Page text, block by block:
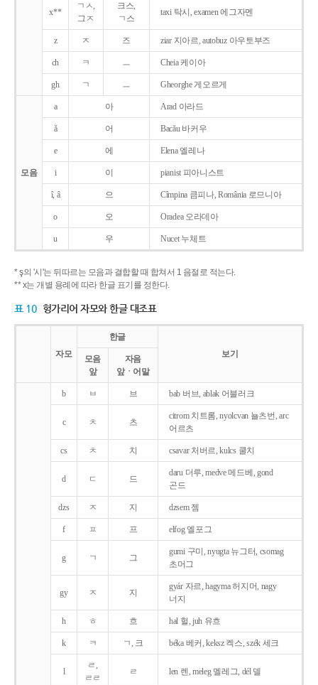
x**
ㄱㅅ,
그ㅈ
크스,
ㄱ스
taxi 탁시, examen 에그자멘
z ㅈ 즈 ziar 지아르, autobuz 아우토부즈
ch ㅋ ㅡ Cheia 케이아
gh ㄱ ㅡ Gheorghe 게오르게
모음
a 아 Arad 아라드
ǎ 어 Bacǎu 바커우
e 에 Elena 엘레나
i 이 pianist 피아니스트
î, â 으 Cîmpina 큼피나, România 로므니아
o 오 Oradea 오라데아
u 우 Nucet 누체트
* ş의 '시'는 뒤따르는 모음과 결합할 때 합쳐서 1 음절로 적는다.
** x는 개별 용례에 따라 한글 표기를 정한다.
표 10 헝가리어 자모와 한글 대조표
자모
한글
보기
모음
앞
자음
앞ㆍ어말
b ㅂ 브 bab 버브, ablak 어블러크
c ㅊ 츠
citrom 치트롬, nyolcvan 뇰츠번, arc
어르츠
cs ㅊ 치 csavar 처버르, kulcs 쿨치
d ㄷ 드
daru 더루, medve 메드베, gond
곤드
dzs ㅈ 지 dzsem 젬
f ㅍ 프 elfog 엘포그
g ㄱ 그
gumi 구미, nyugta 뉴그터, csomag
초머그
gy ㅈ 지
gyár 자르, hagyma 허지머, nagy
너지
h ㅎ 흐 hal 헐, juh 유흐
k ㅋ ㄱ, 크 béka 베커, keksz 켁스, szék 세크
l
ㄹ,
ㄹㄹ
ㄹ len 렌, meleg 멜레그, dél 델